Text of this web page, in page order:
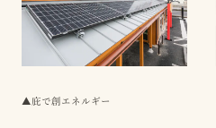
▲庇で創エネルギー